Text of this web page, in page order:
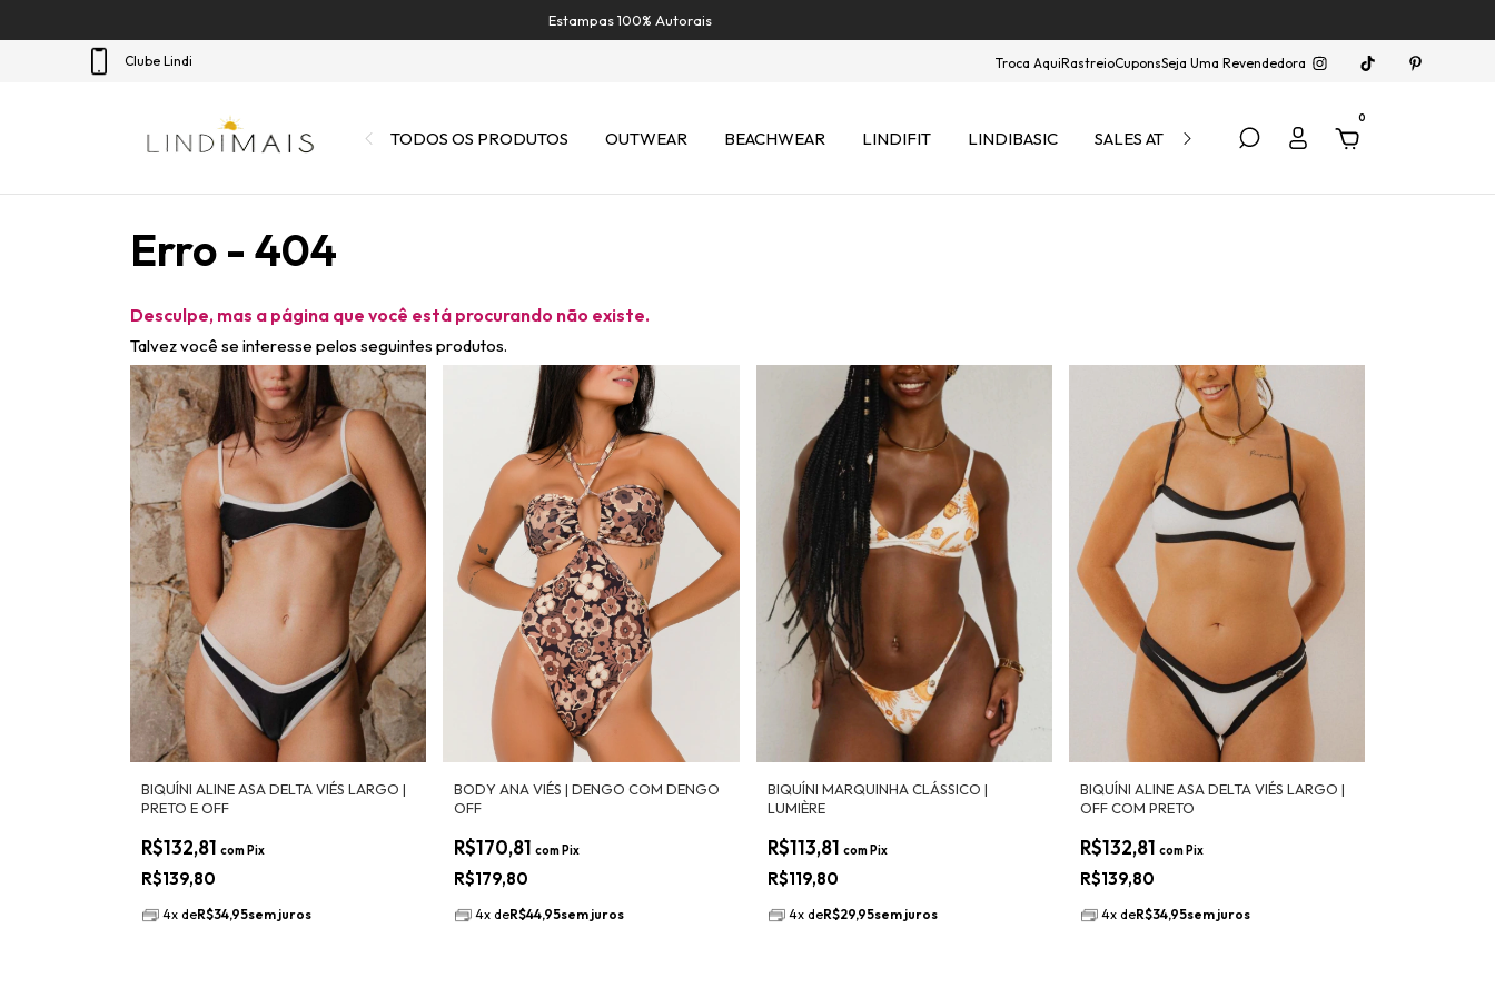
Estampas 100% Autorais
Clube Lindi Troca AquiRastreioCuponsSeja Uma Revendedora
TODOS OS PRODUTOS OUTWEAR BEACHWEAR LINDIFIT LINDIBASIC SALES ATÉ 40% OFF
0
Erro - 404
Desculpe, mas a página que você está procurando não existe.
Talvez você se interesse pelos seguintes produtos.
BIQUÍNI ALINE ASA DELTA VIÉS LARGO |
PRETO E OFF
R$139,80
R$132,81 com Pix
4x deR$34,95sem juros
BODY ANA VIÉS | DENGO COM DENGO
OFF
R$179,80
R$170,81com Pix
4x deR$44,95sem juros
BIQUÍNI MARQUINHA CLÁSSICO |
LUMIÈRE
R$119,80
R$113,81 com Pix
4x deR$29,95sem juros
BIQUÍNI ALINE ASA DELTA VIÉS LARGO |
OFF COM PRETO
R$139,80
R$132,81 com Pix
4x deR$34,95sem juros